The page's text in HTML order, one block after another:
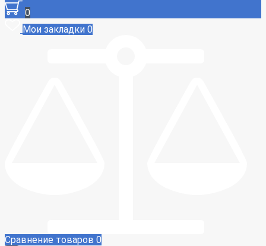
0
Мои закладки 0
Сравнение товаров 0